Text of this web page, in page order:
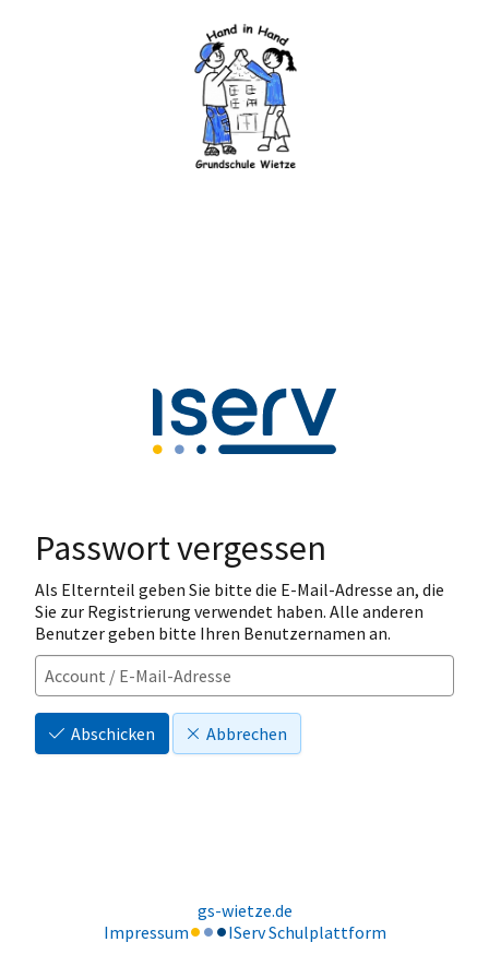
Passwort vergessen
Als Elternteil geben Sie bitte die E-Mail-Adresse an, die
Sie zur Registrierung verwendet haben. Alle anderen
Benutzer geben bitte Ihren Benutzernamen an.
Abschicken Abbrechen
gs-wietze.de
Impressum
IServ Schulplattform